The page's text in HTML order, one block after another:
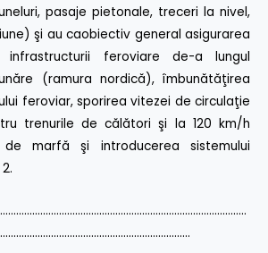
pasaje pietonale, treceri la nivel,
şi au caobiectiv general asigurarea
infrastructurii feroviare de-a lungul
(ramura nordică), îmbunătăţirea
feroviar, sporirea vitezei de circulaţie
trenurile de călători şi la 120 km/h
marfă şi introducerea sistemului